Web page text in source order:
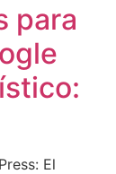
para
El